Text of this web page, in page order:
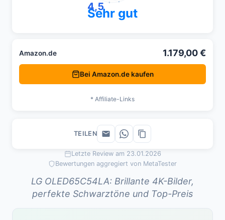
Letzte Review am 23.01.2026
Bewertungen aggregiert von MetaTester
LG OLED65C54LA: Brillante 4K-Bilder,
perfekte Schwarztöne und Top-Preis
4,5
Sehr gut
Amazon.de 1.179,00 €
Bei Amazon.de kaufen
* Affiliate-Links
TEILEN